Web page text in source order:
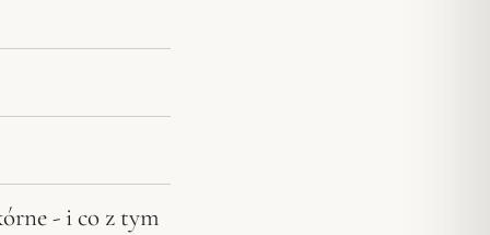
- i co z tym